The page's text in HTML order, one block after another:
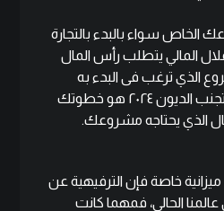
الخاص سواء بالبدء بالتجارة
المالي يتطلب رأس المال
الذي ترغب فى البدء به
ويعد دليل ادخار المال وتجنب الديون ٢٠٢٤ هو خطوتك
الذي يحتاجه مشروعك.
خاصة فإن الترفيهية عن
الحالى، فمهما كانت